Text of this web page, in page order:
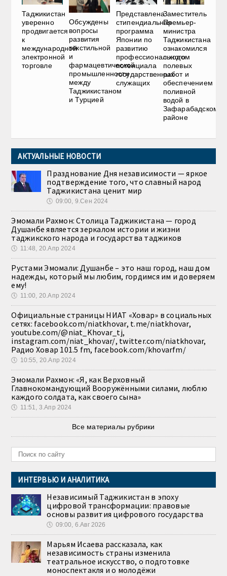
Таджикистан
уверенно
продвигается
к
международной
электронной
торговле
Обсуждены
вопросы
развития
текстильной
и
фармацевтической
промышленности
между
Таджикистаном
и Турцией
Представлена
стипендиальная
программа
Японии по
развитию
профессионального
потенциала
государственных
служащих
Заместитель
Премьер-
министра
Таджикистана
ознакомился
с ходом
полевых
работ и
обеспечением
поливной
водой в
Зафарабадском
районе
АКТУАЛЬНЫЕ НОВОСТИ
Празднование Дня независимости — яркое
подтверждение того, что славный народ
Таджикистана ценит мир
🕔 09:00, 9.Сен 2024
Эмомали Рахмон: Столица Таджикистана — город
Душанбе является зеркалом истории и жизни
таджикского народа и государства таджиков
🕔 11:48, 20.Апр 2024
Рустами Эмомали: Душанбе – это наш город, наш дом
надежды, который мы любим, гордимся им и доверяем
ему!
🕔 11:00, 20.Апр 2024
Официальные страницы НИАТ «Ховар» в социальных
сетях: facebook.com/niatkhovar, t.me/niatkhovar,
youtube.com/@niat_Khovar_tj,
instagram.com/niat_khovar/, twitter.com/niatkhovar,
Радио Ховар 101.5 fm, facebook.com/khovarfm/
🕔 10:55, 20.Апр 2024
Эмомали Рахмон: «Я, как Верховный
Главнокомандующий Вооружёнными силами, люблю
каждого солдата, как своего сына»
🕔 11:51, 3.Апр 2024
Все материалы рубрики
ИНТЕРВЬЮ И АНАЛИТИКА
Независимый Таджикистан в эпоху
цифровой трансформации: правовые
основы развития цифрового государства
🕔 09:00, 6.Авг 2026
Марьям Исаева рассказала, как
независимость страны изменила
театральное искусство, о подготовке
моноспектакля и о молодёжи